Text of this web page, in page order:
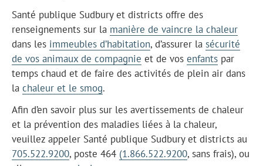
Santé publique Sudbury et districts offre des
renseignements sur la manière de vaincre la chaleur
dans les immeubles d’habitation, d’assurer la sécurité
de vos animaux de compagnie et de vos enfants par
temps chaud et de faire des activités de plein air dans
la chaleur et le smog.
Afin d’en savoir plus sur les avertissements de chaleur
et la prévention des maladies liées à la chaleur,
veuillez appeler Santé publique Sudbury et districts au
705.522.9200, poste 464 (1.866.522.9200, sans frais), ou